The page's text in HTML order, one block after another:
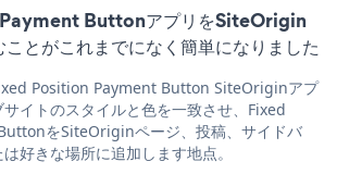
ButtonアプリをSiteOrigin
とがこれまでになく簡単になりました
Position Payment Button SiteOriginアプ
サイトのスタイルと色を一致させ、Fixed
をSiteOriginページ、投稿、サイドバ
好きな場所に追加します地点。